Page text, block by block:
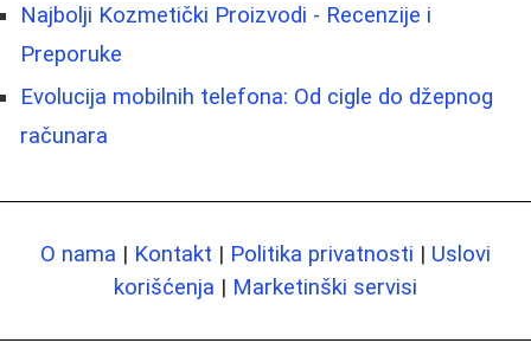
Najbolji Kozmetički Proizvodi - Recenzije i
Preporuke
Evolucija mobilnih telefona: Od cigle do džepnog
računara
O nama | Kontakt | Politika privatnosti | Uslovi
korišćenja | Marketinški servisi